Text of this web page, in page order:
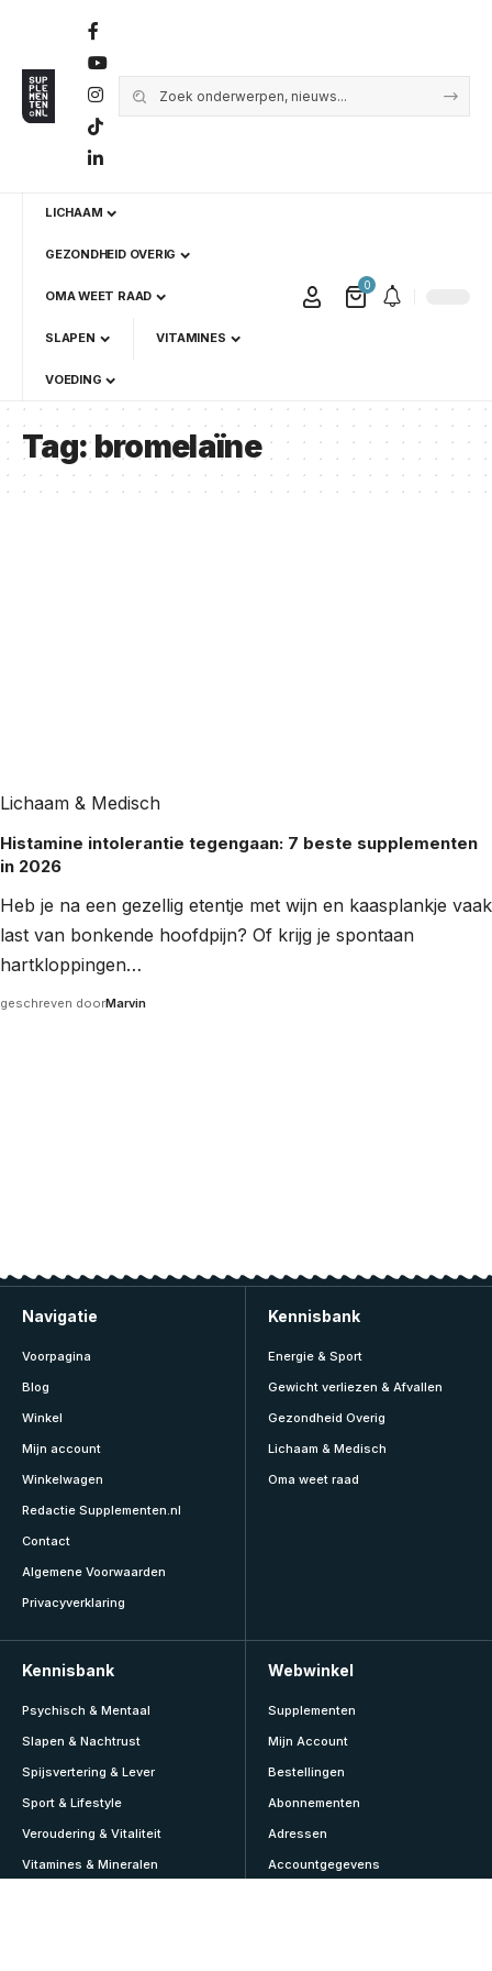
LICHAAM
GEZONDHEID OVERIG
OMA WEET RAAD
SLAPEN VITAMINES
VOEDING
0
Tag:bromelaïne
Lichaam & Medisch
Histamine intolerantie tegengaan: 7 beste supplementen
in 2026
Heb je na een gezellig etentje met wijn en kaasplankje vaak
last van bonkende hoofdpijn? Of krijg je spontaan
hartkloppingen…
geschreven doorMarvin
Navigatie
Voorpagina
Blog
Winkel
Mijn account
Winkelwagen
Redactie Supplementen.nl
Contact
Algemene Voorwaarden
Privacyverklaring
Kennisbank
Energie & Sport
Gewicht verliezen & Afvallen
Gezondheid Overig
Lichaam & Medisch
Oma weet raad
Kennisbank
Psychisch & Mentaal
Slapen & Nachtrust
Spijsvertering & Lever
Sport & Lifestyle
Veroudering & Vitaliteit
Vitamines & Mineralen
Webwinkel
Supplementen
Mijn Account
Bestellingen
Abonnementen
Adressen
Accountgegevens